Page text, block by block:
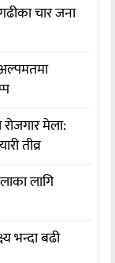
चार जना
मेला:
तीव्र
लागि
भन्दा बढी